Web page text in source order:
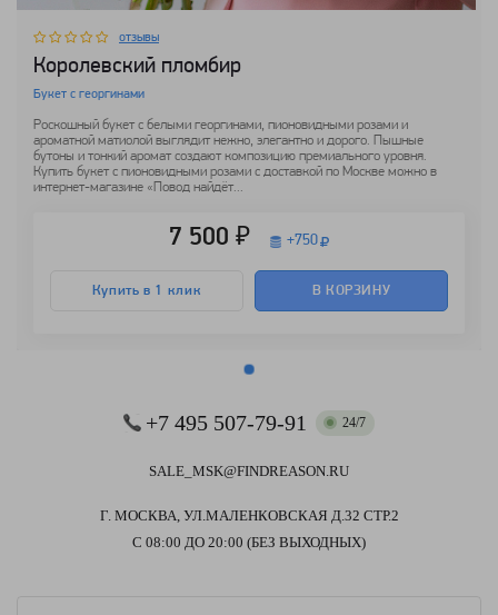
отзывы
Королевский пломбир
Букет с георгинами
Роскошный букет с белыми георгинами, пионовидными розами и
ароматной матиолой выглядит нежно, элегантно и дорого. Пышные
бутоны и тонкий аромат создают композицию премиального уровня.
Купить букет с пионовидными розами с доставкой по Москве можно в
интернет-магазине «Повод найдёт...
7 500 ₽ +750
Купить в 1 клик В КОРЗИНУ
+7 495 507-79-91 24/7
SALE_MSK@FINDREASON.RU
Г. МОСКВА, УЛ.МАЛЕНКОВСКАЯ Д.32 СТР.2
С 08:00 ДО 20:00 (БЕЗ ВЫХОДНЫХ)